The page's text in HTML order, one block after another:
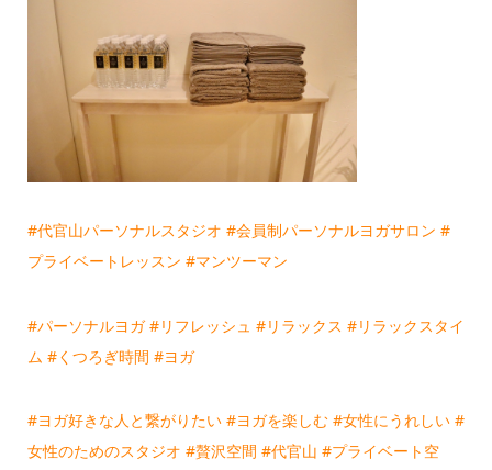
#代官山パーソナルスタジオ #会員制パーソナルヨガサロン #
プライベートレッスン #マンツーマン
#パーソナルヨガ #リフレッシュ #リラックス #リラックスタイ
ム #くつろぎ時間 #ヨガ
#ヨガ好きな人と繋がりたい #ヨガを楽しむ #女性にうれしい #
女性のためのスタジオ #贅沢空間 #代官山 #プライベート空